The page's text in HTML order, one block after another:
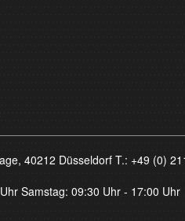
40212 Düsseldorf T.: +49 (0)
Samstag: 09:30 Uhr - 17:00 Uhr